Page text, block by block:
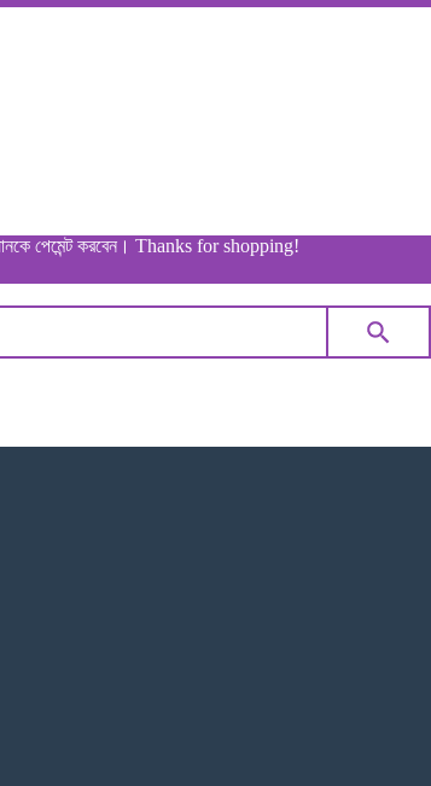
করবেন। Thanks for shopping!